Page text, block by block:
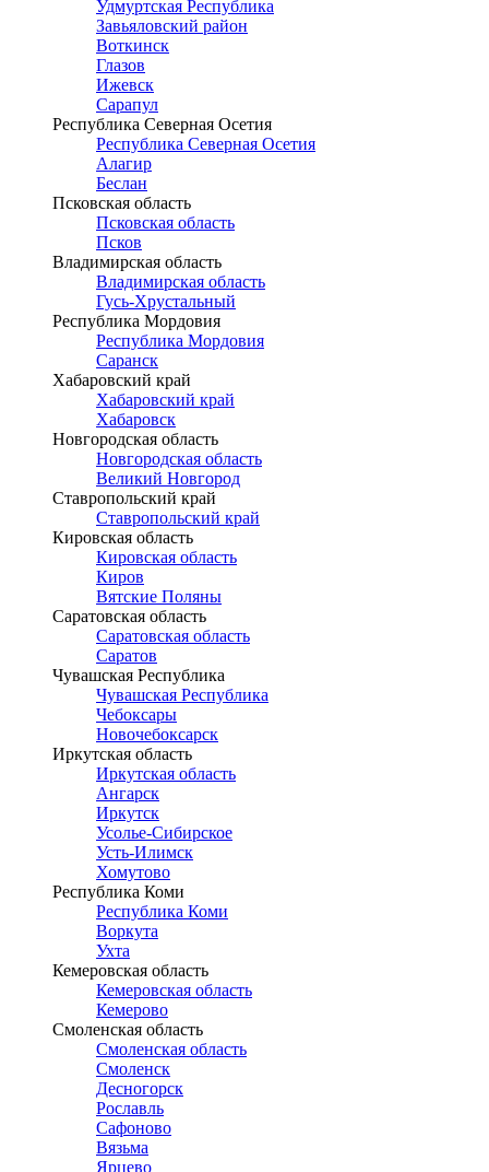
Удмуртская Республика
Завьяловский район
Воткинск
Глазов
Ижевск
Сарапул
Республика Северная Осетия
Республика Северная Осетия
Алагир
Беслан
Псковская область
Псковская область
Псков
Владимирская область
Владимирская область
Гусь-Хрустальный
Республика Мордовия
Республика Мордовия
Саранск
Хабаровский край
Хабаровский край
Хабаровск
Новгородская область
Новгородская область
Великий Новгород
Ставропольский край
Ставропольский край
Кировская область
Кировская область
Киров
Вятские Поляны
Саратовская область
Саратовская область
Саратов
Чувашская Республика
Чувашская Республика
Чебоксары
Новочебоксарск
Иркутская область
Иркутская область
Ангарск
Иркутск
Усолье-Сибирское
Усть-Илимск
Хомутово
Республика Коми
Республика Коми
Воркута
Ухта
Кемеровская область
Кемеровская область
Кемерово
Смоленская область
Смоленская область
Смоленск
Десногорск
Рославль
Сафоново
Вязьма
Ярцево